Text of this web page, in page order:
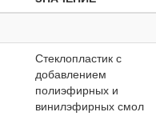
Стеклопластик с
добавлением
полиэфирных и
винилэфирных смол